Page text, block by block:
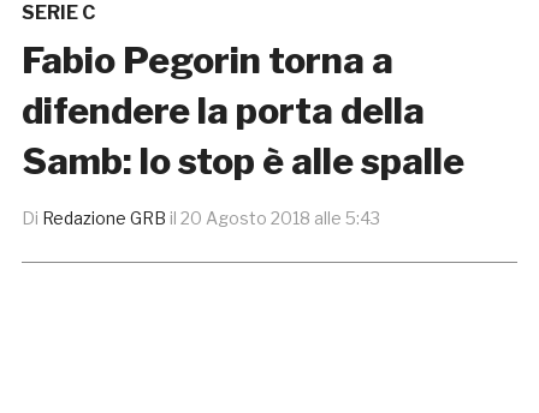
SERIE C
Fabio Pegorin torna a
difendere la porta della
Samb: lo stop è alle spalle
Di Redazione GRB il 20 Agosto 2018 alle 5:43